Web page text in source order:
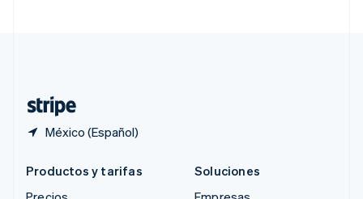
México (Español)
Productos y tarifas
Soluciones